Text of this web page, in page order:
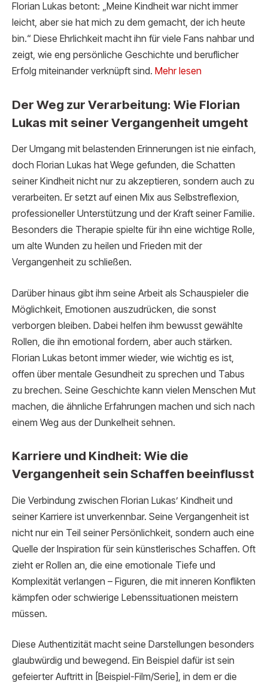
Florian Lukas betont: „Meine Kindheit war nicht immer
leicht, aber sie hat mich zu dem gemacht, der ich heute
bin.“ Diese Ehrlichkeit macht ihn für viele Fans nahbar und
zeigt, wie eng persönliche Geschichte und beruflicher
Erfolg miteinander verknüpft sind. Mehr lesen
Der Weg zur Verarbeitung: Wie Florian
Lukas mit seiner Vergangenheit umgeht
Der Umgang mit belastenden Erinnerungen ist nie einfach,
doch Florian Lukas hat Wege gefunden, die Schatten
seiner Kindheit nicht nur zu akzeptieren, sondern auch zu
verarbeiten. Er setzt auf einen Mix aus Selbstreflexion,
professioneller Unterstützung und der Kraft seiner Familie.
Besonders die Therapie spielte für ihn eine wichtige Rolle,
um alte Wunden zu heilen und Frieden mit der
Vergangenheit zu schließen.
Darüber hinaus gibt ihm seine Arbeit als Schauspieler die
Möglichkeit, Emotionen auszudrücken, die sonst
verborgen bleiben. Dabei helfen ihm bewusst gewählte
Rollen, die ihn emotional fordern, aber auch stärken.
Florian Lukas betont immer wieder, wie wichtig es ist,
offen über mentale Gesundheit zu sprechen und Tabus
zu brechen. Seine Geschichte kann vielen Menschen Mut
machen, die ähnliche Erfahrungen machen und sich nach
einem Weg aus der Dunkelheit sehnen.
Karriere und Kindheit: Wie die
Vergangenheit sein Schaffen beeinflusst
Die Verbindung zwischen Florian Lukas’ Kindheit und
seiner Karriere ist unverkennbar. Seine Vergangenheit ist
nicht nur ein Teil seiner Persönlichkeit, sondern auch eine
Quelle der Inspiration für sein künstlerisches Schaffen. Oft
zieht er Rollen an, die eine emotionale Tiefe und
Komplexität verlangen – Figuren, die mit inneren Konflikten
kämpfen oder schwierige Lebenssituationen meistern
müssen.
Diese Authentizität macht seine Darstellungen besonders
glaubwürdig und bewegend. Ein Beispiel dafür ist sein
gefeierter Auftritt in [Beispiel-Film/Serie], in dem er die